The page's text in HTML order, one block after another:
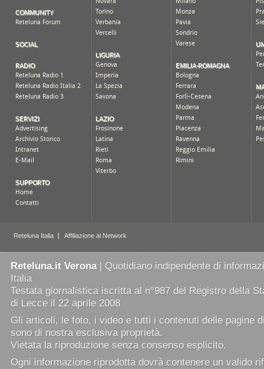
Reteluna.it Verona| Quotidiano indipendente di
Italia
Testata giornalistica iscritta al n°987 del Registro della
di Lecce il 22 aprile 2008
Gli articoli, le foto, i video e tutti i contenuti delle pagine
sono di nostra esclusiva proprietà.
Vietata la riproduzione senza consenso esplicito.
Ogni informazione riprodotta dovrà contenere un valido